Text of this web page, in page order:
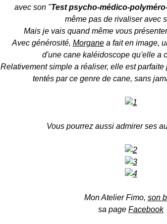
avec son "Test psycho-médico-
même pas de rivaliser avec
Mais je vais quand même vous
Avec générosité, Morganea fait en image,
d'une cane kaléidoscope qu'elle a
Relativement simple a réaliser, elle est
tentés par ce genre de cane, sans
Vous pourrez aussi admirer ses
Mon Atelier Fimo, son
sa page Facebook